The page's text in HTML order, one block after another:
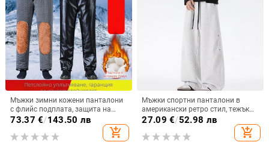
Мъжки зимни кожени панталони
с флийс подплата, защита на
коляното, за колоездене,
еластични топли панталони за
средна възраст и възрастни.
73.37 €/143.50 лв
add_shopping_cart
Мъжки спортни панталони в
американски ретро стил, тежък
плат, прави крачоли и широки
крака, ежедневен спортен стил
27.09 €/52.98 лв
add_shopping_cart